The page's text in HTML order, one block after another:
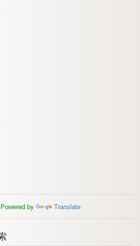
Powered by Translate